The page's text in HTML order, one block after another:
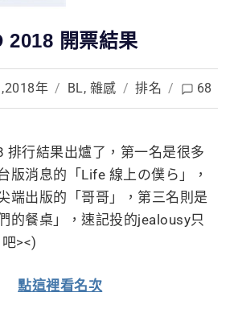
2018 開票結果
年 / BL, 雜感 / 排名 / 68
排行結果出爐了，第一名是很多
版消息的「Life 線上の僕ら」，
端出版的「哥哥」，第三名則是
的餐桌」，速記投的jealousy只
><)
點這裡看名次